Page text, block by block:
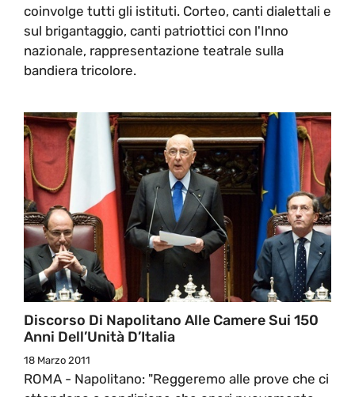
coinvolge tutti gli istituti. Corteo, canti dialettali e
sul brigantaggio, canti patriottici con l'Inno
nazionale, rappresentazione teatrale sulla
bandiera tricolore.
Discorso Di Napolitano Alle Camere Sui 150
Anni Dell’Unità D’Italia
18 Marzo 2011
ROMA - Napolitano: "Reggeremo alle prove che ci